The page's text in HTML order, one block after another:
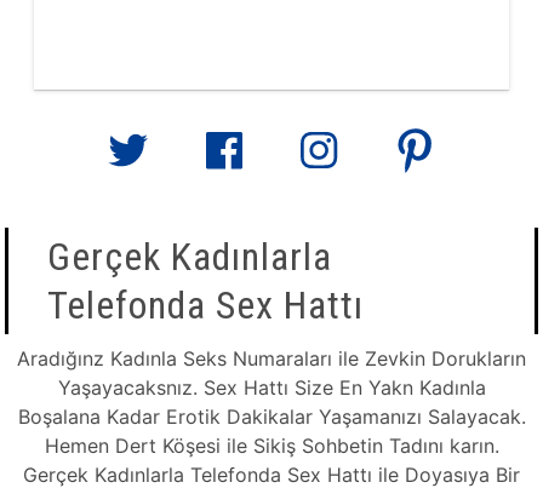
Gerçek Kadınlarla
Telefonda Sex Hattı
Aradığınz Kadınla Seks Numaraları ile Zevkin Dorukların
Yaşayacaksnız. Sex Hattı Size En Yakn Kadınla
Boşalana Kadar Erotik Dakikalar Yaşamanızı Salayacak.
Hemen Dert Köşesi ile Sikiş Sohbetin Tadını karın.
Gerçek Kadınlarla Telefonda Sex Hattı ile Doyasıya Bir